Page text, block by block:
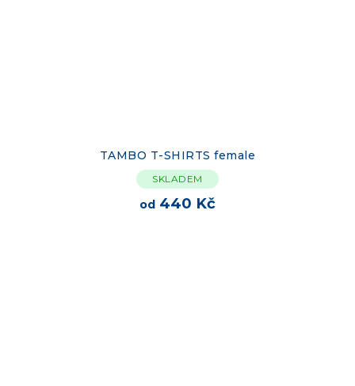
TAMBO T-SHIRTS female
SKLADEM
od 440 Kč